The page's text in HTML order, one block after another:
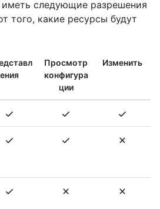
следующие разрешения
того, какие ресурсы будут
ения
Просмотр
конфигура
ции
Изменить